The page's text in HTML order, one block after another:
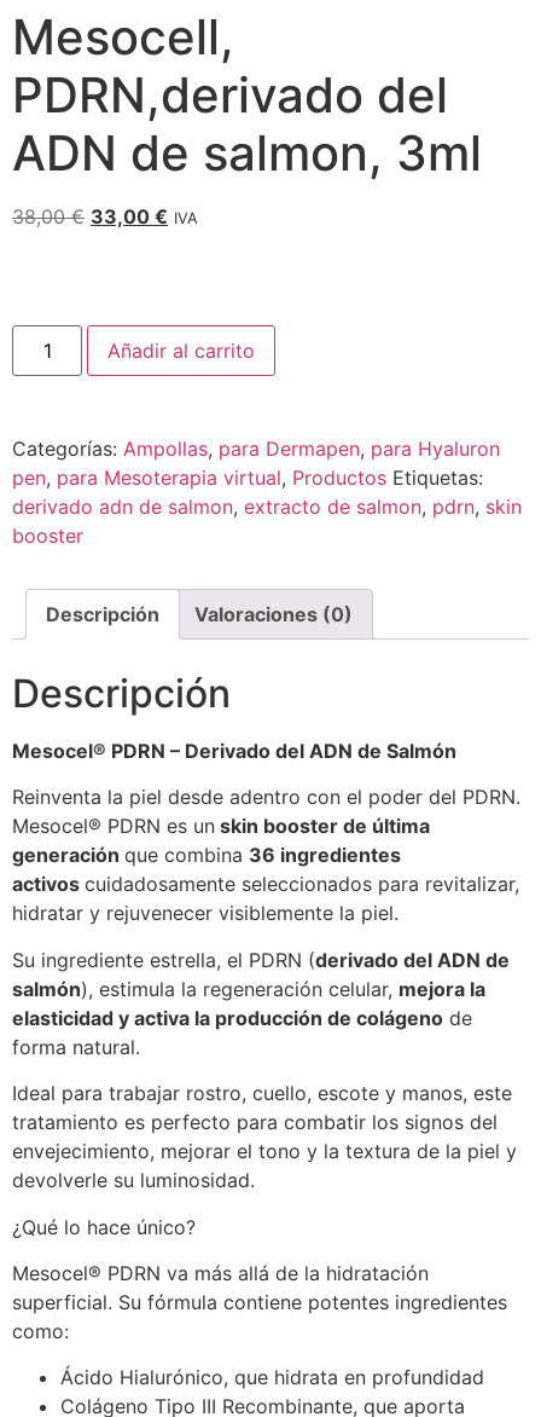
Mesocell,
PDRN,derivado del
ADN de salmon, 3ml
38,00€ 33,00 € IVA
Añadir al carrito
Categorías: Ampollas, para Dermapen, para Hyaluron
pen, para Mesoterapia virtual, Productos Etiquetas:
derivado adn de salmon, extracto de salmon, pdrn, skin
booster
Descripción Valoraciones (0)
Descripción
Mesocel®️ PDRN – Derivado del ADN de Salmón
Reinventa la piel desde adentro con el poder del PDRN.
Mesocel®️ PDRN es un skin booster de última
generación que combina 36 ingredientes
activos cuidadosamente seleccionados para revitalizar,
hidratar y rejuvenecer visiblemente la piel.
Su ingrediente estrella, el PDRN (derivado del ADN de
salmón), estimula la regeneración celular, mejora la
elasticidad y activa la producción de colágeno de
forma natural.
Ideal para trabajar rostro, cuello, escote y manos, este
tratamiento es perfecto para combatir los signos del
envejecimiento, mejorar el tono y la textura de la piel y
devolverle su luminosidad.
¿Qué lo hace único?
Mesocel®️ PDRN va más allá de la hidratación
superficial. Su fórmula contiene potentes ingredientes
como:
Ácido Hialurónico, que hidrata en profundidad
Colágeno Tipo III Recombinante, que aporta